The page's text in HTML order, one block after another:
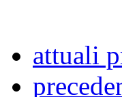
attuali